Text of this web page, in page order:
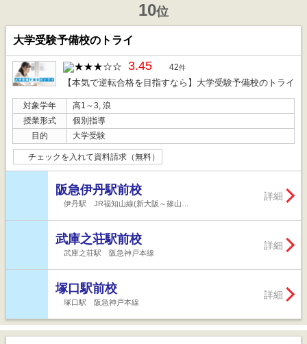
10位
大学受験予備校のトライ
3.45 42件
【本気で逆転合格を目指すなら】大学受験予備校のトライ
対象学年
高1～3, 浪
授業形式
個別指導
目的
大学受験
チェックを入れて資料請求（無料）
阪急伊丹駅前校
伊丹駅 JR福知山線(新大阪～篠山…
詳細
武庫之荘駅前校
武庫之荘駅 阪急神戸本線
詳細
塚口駅前校
塚口駅 阪急神戸本線
詳細